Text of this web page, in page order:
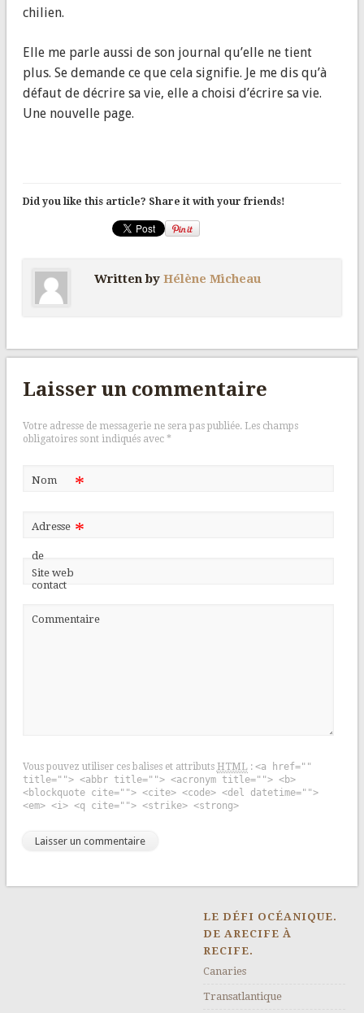
chilien.
Elle me parle aussi de son journal qu’elle ne tient
plus. Se demande ce que cela signifie. Je me dis qu’à
défaut de décrire sa vie, elle a choisi d’écrire sa vie.
Une nouvelle page.
Did you like this article? Share it with your friends!
Written by Hélène Micheau
Laisser un commentaire
Votre adresse de messagerie ne sera pas publiée.Les champs
obligatoires sont indiqués avec *
Nom *
Adresse
de
contact
*
Site web
Commentaire
Vous pouvez utiliser ces balises et attributs HTML: <a href=""
title=""> <abbr title=""> <acronym title=""> <b>
<blockquote cite=""> <cite> <code> <del datetime="">
<em> <i> <q cite=""> <strike> <strong>
LE DÉFI OCÉANIQUE.
DE ARECIFE À
RECIFE.
Canaries
Transatlantique